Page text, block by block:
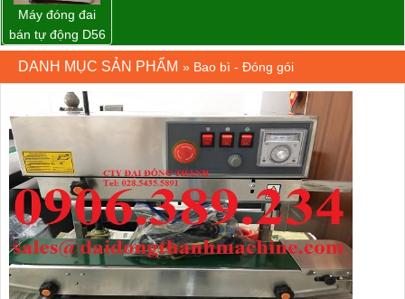
Máy đóng đai
bán tự động D56
Strapack
DANH MỤC SẢN PHẨM » Bao bì - Đóng gói